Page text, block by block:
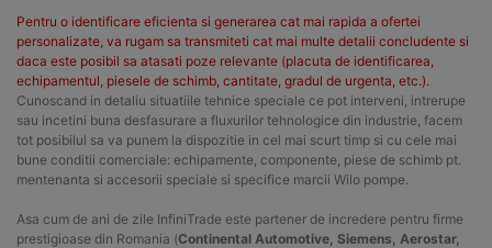
Pentru o identificare eficienta si generarea cat mai rapida a ofertei
personalizate, va rugam sa transmiteti cat mai multe detalii concludente si
daca este posibil sa atasati poze relevante (placuta de identificarea,
echipamentul, piesele de schimb, cantitate, gradul de urgenta, etc.).
Cunoscand in detaliu situatiile tehnice speciale ce pot interveni, intrerupe
sau incetini buna desfasurare a fluxurilor tehnologice din industrie, facem
tot posibilul sa va punem la dispozitie in cel mai scurt timp si cu cele mai
bune conditii comerciale: echipamente, componente, piese de schimb pt.
mentenanta si accesorii speciale si specifice marcii Wilo pompe.
Asa cum de ani de zile InfiniTrade este partener de incredere pentru firme
prestigioase din Romania (Continental Automotive, Siemens, Aerostar,